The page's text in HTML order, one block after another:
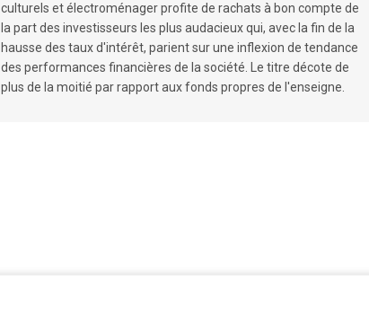
culturels et électroménager profite de rachats à bon compte de
la part des investisseurs les plus audacieux qui, avec la fin de la
hausse des taux d'intérêt, parient sur une inflexion de tendance
des performances financières de la société. Le titre décote de
plus de la moitié par rapport aux fonds propres de l'enseigne.